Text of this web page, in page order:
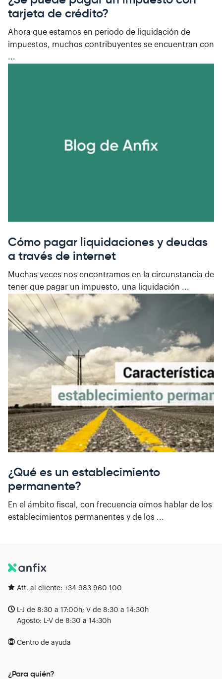
tarjeta de crédito?
Ahora que estamos en periodo de liquidación de
impuestos, muchos contribuyentes se encuentran con
...
Cómo pagar liquidaciones y deudas
a través de internet
Muchas veces nos encontramos en la circunstancia de
tener que pagar un impuesto, una liquidación ...
¿Qué es un establecimiento
permanente?
En el ámbito fiscal, con frecuencia oímos hablar de los
establecimientos permanentes y de los ...
Att. al cliente: +34 983 960 100
L-J de 8:30 a 17:00h; V de 8:30 a 14:30h
Agosto: L-V de 8:30 a 14:30h
Centro de ayuda
¿Para quién?